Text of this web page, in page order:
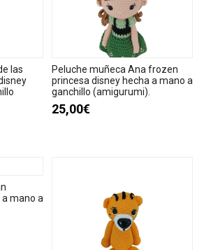
las
Peluche muñeca Ana frozen
princesa disney hecha a mano a
ganchillo (amigurumi).
25,00€
mano a